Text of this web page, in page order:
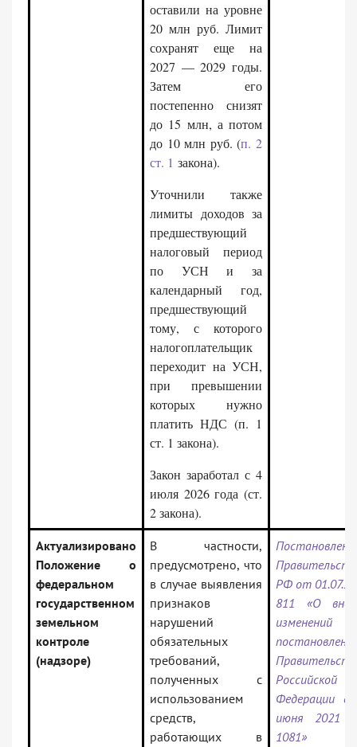
оставили на уровне
20 млн руб. Лимит
сохранят еще на
2027 — 2029 годы.
Затем его
постепенно снизят
до 15 млн, а потом
до 10 млн руб. (п. 2
ст. 1 закона).
Уточнили также
лимиты доходов за
предшествующий
налоговый период
по УСН и за
календарный год,
предшествующий
тому, с которого
налогоплательщик
переходит на УСН,
при превышении
которых нужно
платить НДС (п. 1
ст. 1 закона).
Закон заработал с 4
июля 2026 года (ст.
2 закона).
Актуализировано
Положение о
федеральном
государственном
земельном
контроле
(надзоре)
В частности,
предусмотрено, что
в случае выявления
признаков
нарушений
обязательных
требований,
полученных с
использованием
средств,
работающих в
РФ от
811 «О
Российской
Федерации
июня 2021
1081»